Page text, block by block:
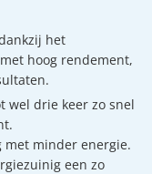
het
hoog rendement,
wel drie keer zo snel
met minder energie.
een zo